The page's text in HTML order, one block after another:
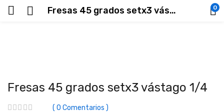
Fresas 45 grados setx3 vástago 1/4 0
Fresas 45 grados setx3 vástago 1/4
0 Comentarios